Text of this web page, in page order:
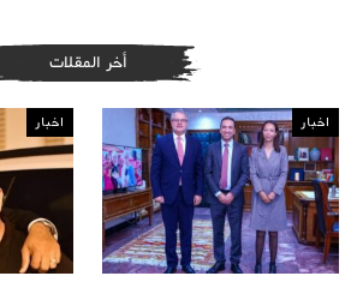
أخر المقلات
اخبار اخبار